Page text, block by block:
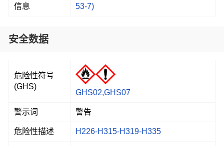
信息
53-7)
安全数据
危险性符号
(GHS)
GHS02,GHS07
警示词 警告
危险性描述 H226-H315-H319-H335